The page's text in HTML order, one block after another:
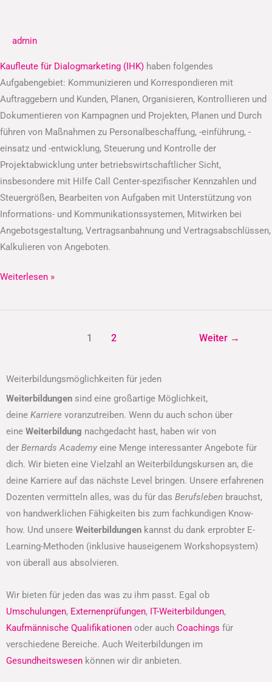
admin
Kaufleute für Dialogmarketing (IHK) haben folgendes
Aufgabengebiet: Kommunizieren und Korrespondieren mit
Auftraggebern und Kunden, Planen, Organisieren, Kontrollieren und
Dokumentieren von Kampagnen und Projekten, Planen und Durch
führen von Maßnahmen zu Personalbeschaffung, -einführung, -
einsatz und -entwicklung, Steuerung und Kontrolle der
Projektabwicklung unter betriebswirtschaftlicher Sicht,
insbesondere mit Hilfe Call Center-spezifischer Kennzahlen und
Steuergrößen, Bearbeiten von Aufgaben mit Unterstützung von
Informations- und Kommunikationssystemen, Mitwirken bei
Angebotsgestaltung, Vertragsanbahnung und Vertragsabschlüssen,
Kalkulieren von Angeboten.
(IHK)
Weiterlesen »
1 2 Weiter →
Weiterbildungsmöglichkeiten für jeden
Weiterbildungen sind eine großartige Möglichkeit,
deine Karriere voranzutreiben. Wenn du auch schon über
eine Weiterbildung nachgedacht hast, haben wir von
der Bernards Academy eine Menge interessanter Angebote für
dich. Wir bieten eine Vielzahl an Weiterbildungskursen an, die
deine Karriere auf das nächste Level bringen. Unsere erfahrenen
Dozenten vermitteln alles, was du für das Berufsleben brauchst,
von handwerklichen Fähigkeiten bis zum fachkundigen Know-
how. Und unsere Weiterbildungen kannst du dank erprobter E-
Learning-Methoden (inklusive hauseigenem Workshopsystem)
von überall aus absolvieren.
Wir bieten für jeden das was zu ihm passt. Egal ob
Umschulungen, Externenprüfungen, IT-Weiterbildungen,
Kaufmännische Qualifikationen oder auch Coachings für
verschiedene Bereiche. Auch Weiterbildungen im
Gesundheitswesen können wir dir anbieten.